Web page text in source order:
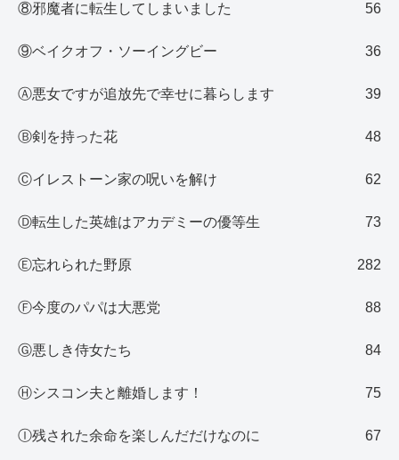
⑧邪魔者に転生してしまいました 56
⑨ベイクオフ・ソーイングビー 36
Ⓐ悪女ですが追放先で幸せに暮らします 39
Ⓑ剣を持った花 48
Ⓒイレストーン家の呪いを解け 62
Ⓓ転生した英雄はアカデミーの優等生 73
Ⓔ忘れられた野原 282
Ⓕ今度のパパは大悪党 88
Ⓖ悪しき侍女たち 84
Ⓗシスコン夫と離婚します！ 75
Ⓘ残された余命を楽しんだだけなのに 67